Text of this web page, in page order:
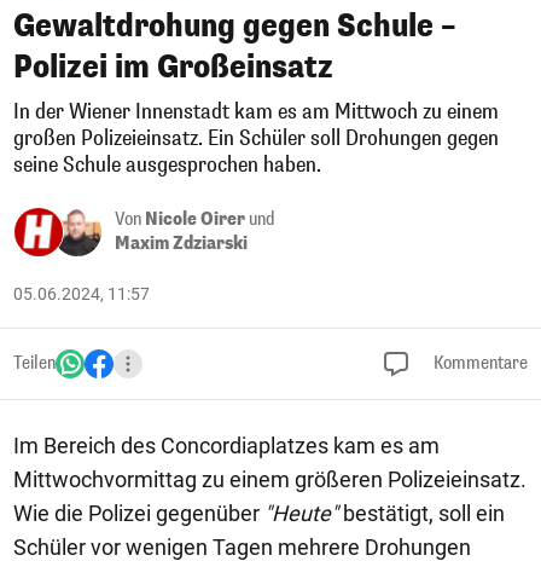
Gewaltdrohung gegen Schule –
Polizei im Großeinsatz
In der Wiener Innenstadt kam es am Mittwoch zu einem
großen Polizeieinsatz. Ein Schüler soll Drohungen gegen
seine Schule ausgesprochen haben.
Von Nicole Oirer und
Maxim Zdziarski
05.06.2024, 11:57
Teilen Kommentare
Im Bereich des Concordiaplatzes kam es am
Mittwochvormittag zu einem größeren Polizeieinsatz.
Wie die Polizei gegenüber "Heute"bestätigt, soll ein
Schüler vor wenigen Tagen mehrere Drohungen